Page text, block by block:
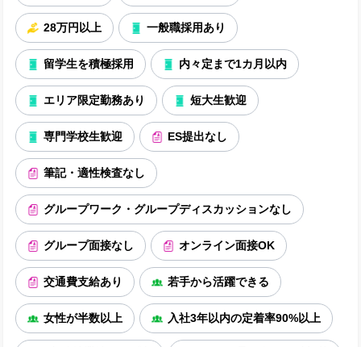
28万円以上 一般職採用あり
留学生を積極採用 内々定まで1カ月以内
エリア限定勤務あり 短大生歓迎
専門学校生歓迎 ES提出なし
筆記・適性検査なし
グループワーク・グループディスカッションなし
グループ面接なし オンライン面接OK
交通費支給あり 若手から活躍できる
女性が半数以上 入社3年以内の定着率90%以上